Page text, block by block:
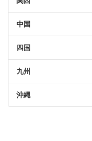
中国
四国
九州
沖縄